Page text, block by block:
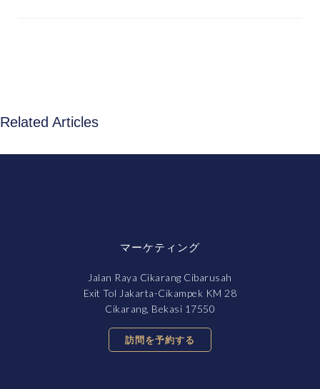
Related Articles
マーケティング
Jalan Raya Cikarang Cibarusah
Exit Tol Jakarta-Cikampek KM 28
Cikarang, Bekasi 17550
訪問を予約する